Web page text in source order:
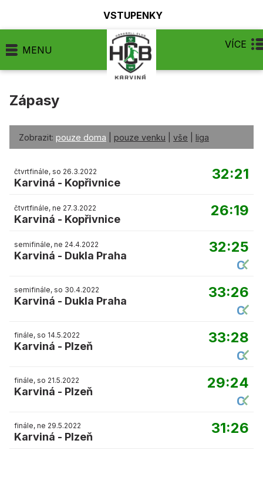
VSTUPENKY
MENU VÍCE
Zápasy
Zobrazit: pouze doma pouze venku vše liga
čtvrtfinále, so 26.3.2022
Karviná - Kopřivnice
32:21
čtvrtfinále, ne 27.3.2022
Karviná - Kopřivnice
26:19
semifinále, ne 24.4.2022
Karviná - Dukla Praha
32:25
semifinále, so 30.4.2022
Karviná - Dukla Praha
33:26
finále, so 14.5.2022
Karviná - Plzeň
33:28
finále, so 21.5.2022
Karviná - Plzeň
29:24
finále, ne 29.5.2022
Karviná - Plzeň
31:26